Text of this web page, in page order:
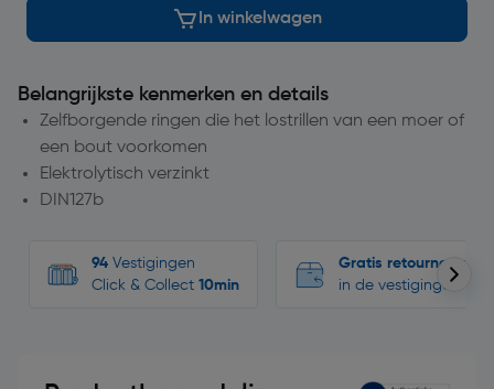
In winkelwagen
Belangrijkste kenmerken en details
Zelfborgende ringen die het lostrillen van een moer of
een bout voorkomen
Elektrolytisch verzinkt
DIN127b
94 Vestigingen
Click & Collect 10min
Gratis retourneren
in de vestigingen